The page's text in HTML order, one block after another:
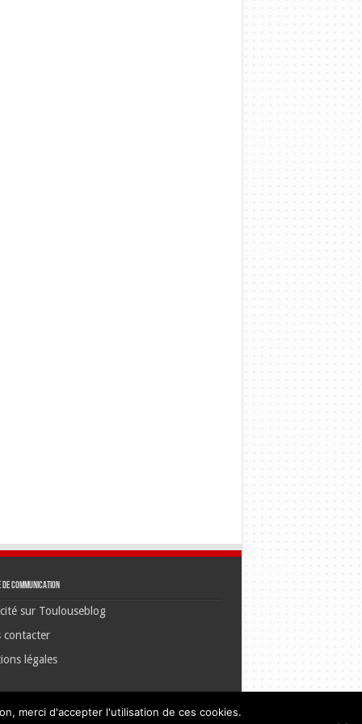
de communication
sur Toulouseblog
contacter
légales
merci d'accepter l'utilisation de ces cookies.